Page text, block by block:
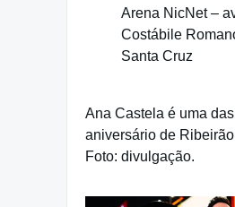
Arena NicNet –
Costábile
Santa Cruz
Ana Castela é uma
aniversário de
Foto: divulgação.